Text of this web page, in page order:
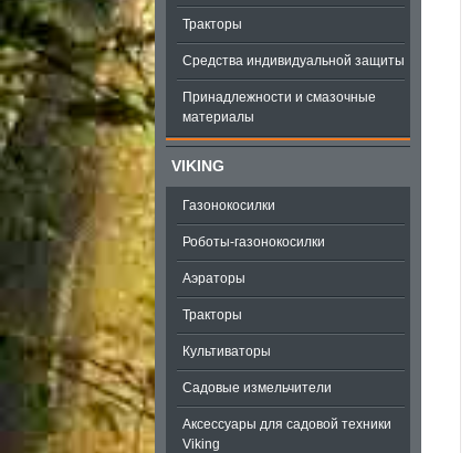
Тракторы
Средства индивидуальной защиты
Принадлежности и смазочные
материалы
VIKING
Газонокосилки
Роботы-газонокосилки
Аэраторы
Тракторы
Культиваторы
Садовые измельчители
Аксессуары для садовой техники
Viking